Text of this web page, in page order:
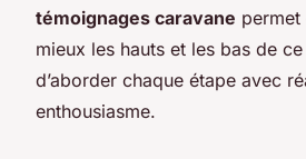
témoignages caravane permet
mieux les hauts et les bas de
d’aborder chaque étape avec
enthousiasme.